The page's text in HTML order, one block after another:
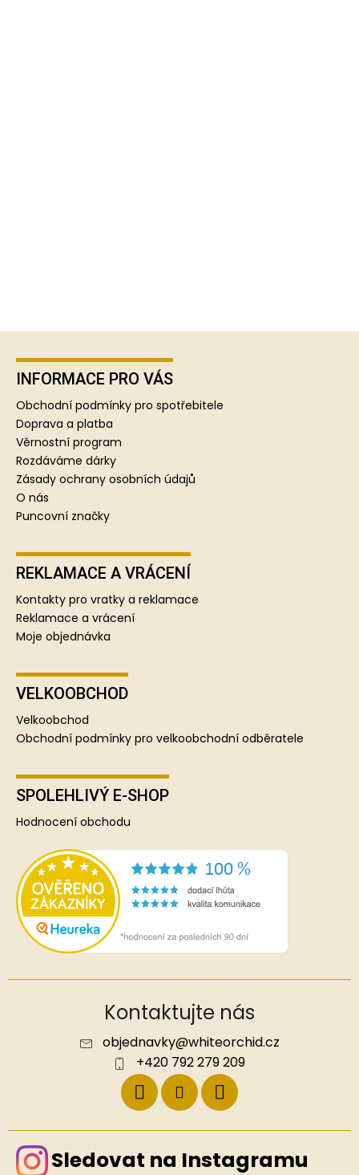
Z
INFORMACE PRO VÁS
Obchodní podmínky pro spotřebitele
Doprava a platba
Věrnostní program
Rozdáváme dárky
Zásady ochrany osobních údajů
O nás
Puncovní značky
REKLAMACE A VRÁCENÍ
Kontakty pro vratky a reklamace
Reklamace a vrácení
Moje objednávka
VELKOOBCHOD
Velkoobchod
Obchodní podmínky pro velkoobchodní odběratele
SPOLEHLIVÝ E-SHOP
Hodnocení obchodu
Kontaktujte nás
objednavky@whiteorchid.cz
+420 792 279 209
Sledovat na Instagramu